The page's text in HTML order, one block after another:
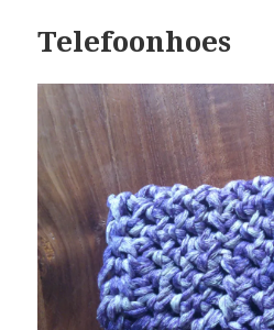
Telefoonhoes